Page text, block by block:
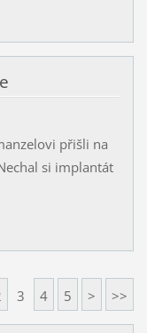
přišli na
si implantát
3 4 5 > >>